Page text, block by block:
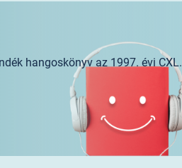
hangoskönyv az 1997. évi CXL.